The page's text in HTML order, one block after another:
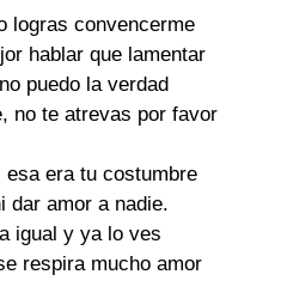
logras convencerme
hablar que lamentar
puedo la verdad
no te atrevas por favor
era tu costumbre
dar amor a nadie.
igual y ya lo ves
respira mucho amor